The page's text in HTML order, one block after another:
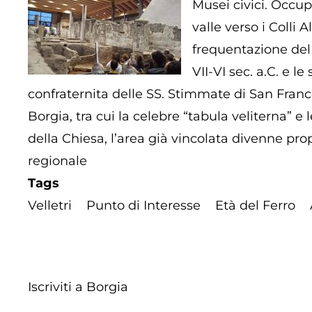
Musei civici.
valle verso i Colli
frequentazione del
VII-VI sec. a.C. e
confraternita delle SS. Stimmate di San
Borgia, tra cui la celebre “tabula veliterna”
della Chiesa, l’area già vincolata divenne
regionale
Tags
Velletri
Punto di Interesse Età del Ferro
Iscriviti a Borgia